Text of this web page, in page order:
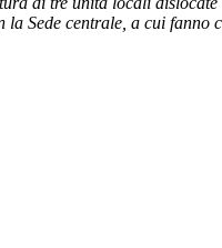
Sede centrale, a cui fanno